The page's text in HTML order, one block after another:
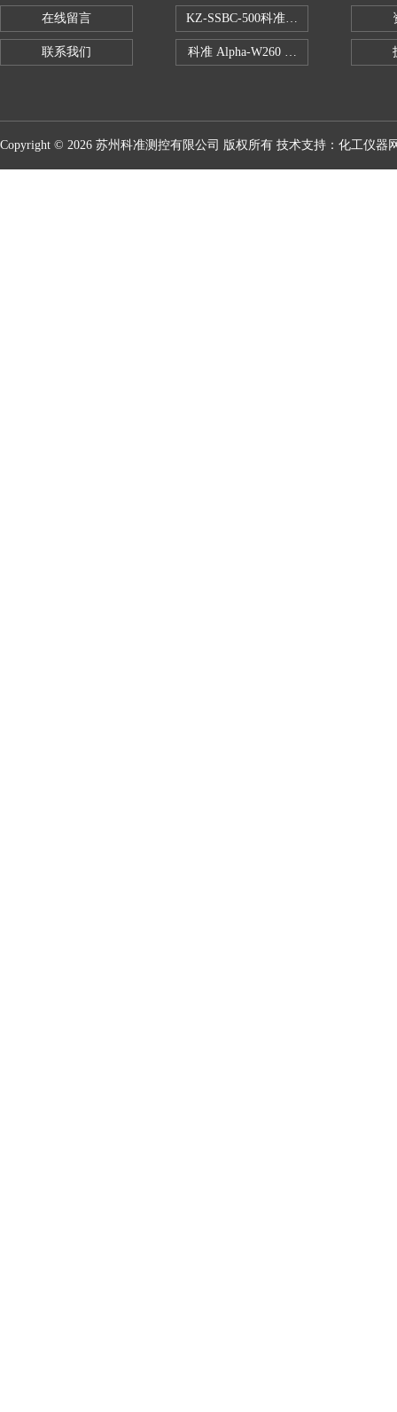
在线留言
联系我们
KZ-SSBC-500科准单柱电子万能试验
科准 Alpha-W260 半导体全自动推拉
Copyright © 2026 苏州科准测控有限公司 版权所有 技术支持： 化工仪器